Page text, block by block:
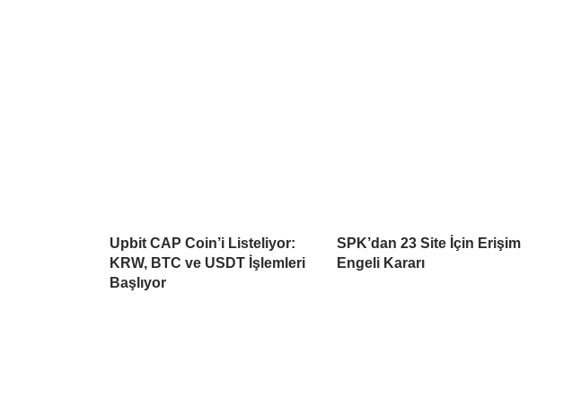
Upbit CAP Coin’i Listeliyor:
KRW, BTC ve USDT İşlemleri
Başlıyor
SPK’dan 23 Site İçin Erişim
Engeli Kararı